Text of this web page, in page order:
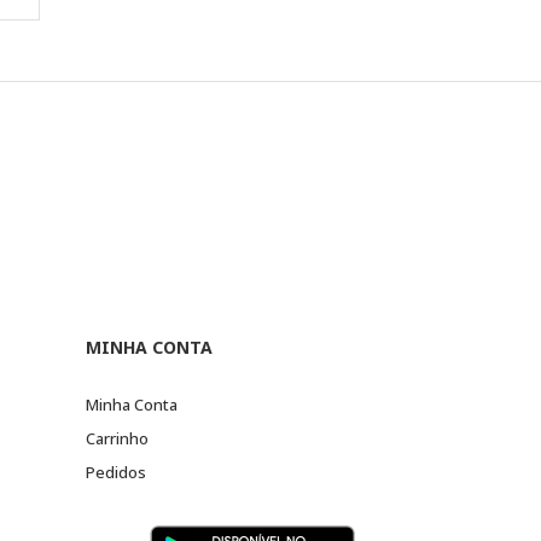
MINHA CONTA
Minha Conta
Carrinho
Pedidos